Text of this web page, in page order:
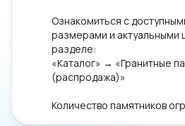
Ознакомиться с
размерами и актуальными
разделе:
«Каталог» → «Гранитные
(распродажа)»
Количество памятников